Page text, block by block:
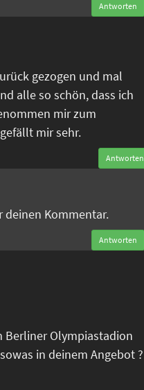
Antworten
gezogen und mal
alle so schön, dass ich
mir zum
mir sehr.
Antworten
deinen Kommentar.
Antworten
Berliner Olympiastadion
in deinem Angebot ?